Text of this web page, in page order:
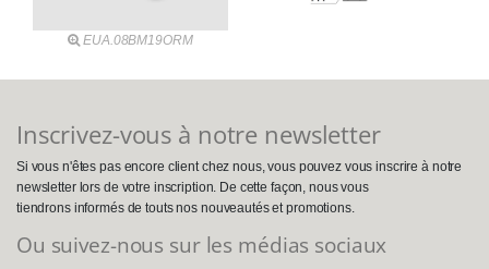
EUA.08BM19ORM
Inscrivez-vous à notre newsletter
Si vous n'êtes pas encore client chez nous, vous pouvez vous inscrire à notre
newsletter lors de votre inscription. De cette façon, nous vous
tiendrons informés de touts nos nouveautés et promotions.
Ou suivez-nous sur les médias sociaux